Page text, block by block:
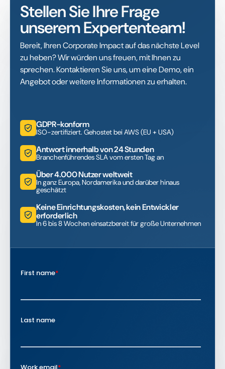
Stellen Sie Ihre Frage
unserem Expertenteam!
Bereit, Ihren Corporate Impact auf das nächste Level
zu heben? Wir würden uns freuen, mit Ihnen zu
sprechen. Kontaktieren Sie uns, um eine Demo, ein
Angebot oder weitere Informationen zu erhalten.
GDPR-konform
ISO-zertifiziert. Gehostet bei AWS (EU + USA)
Antwort innerhalb von 24 Stunden
Branchenführendes SLA vom ersten Tag an
Über 4.000 Nutzer weltweit
In ganz Europa, Nordamerika und darüber hinaus
geschätzt
Keine Einrichtungskosten, kein Entwickler
erforderlich
In 6 bis 8 Wochen einsatzbereit für große Unternehmen